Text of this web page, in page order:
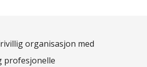
organisasjon med
profesjonelle